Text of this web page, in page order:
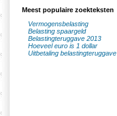
Meest populaire zoekteksten
Vermogensbelasting
Belasting spaargeld
Belastingteruggave 2013
Hoeveel euro is 1 dollar
Uitbetaling